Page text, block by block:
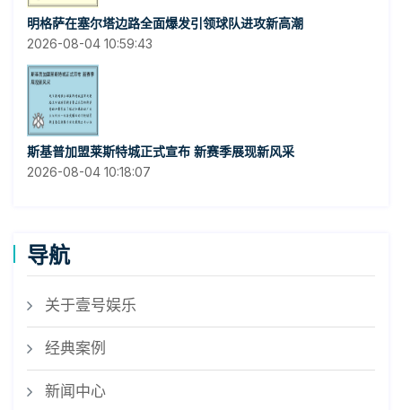
明格萨在塞尔塔边路全面爆发引领球队进攻新高潮
2026-08-04 10:59:43
斯基普加盟莱斯特城正式宣布 新赛季展现新风采
2026-08-04 10:18:07
导航
关于壹号娱乐
经典案例
新闻中心